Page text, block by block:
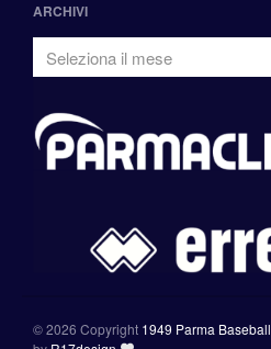
ARCHIVI
©2026 Copyright 1949 Parma Baseball